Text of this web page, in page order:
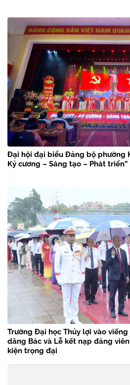
Đại hội đại biểu Đảng bộ phường
Kỷ cương – Sáng tạo – Phát triển”
Trường Đại học Thủy lợi vào viếng
dâng Bác và Lễ kết nạp đảng
kiện trọng đại